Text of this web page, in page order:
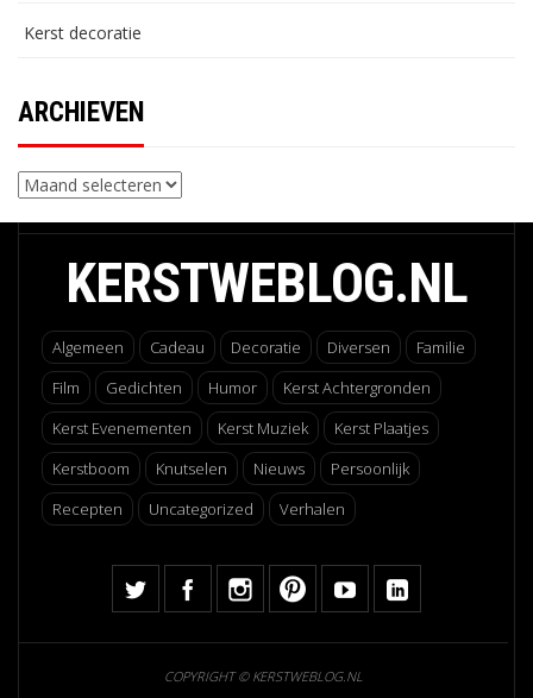
Kerst decoratie
ARCHIEVEN
Archieven
KERSTWEBLOG.NL
Algemeen Cadeau Decoratie Diversen
Familie
Film
Gedichten Humor
Kerst Achtergronden
Kerst Evenementen
Kerst Muziek
Kerst Plaatjes
Kerstboom
Knutselen Nieuws
Persoonlijk
Recepten
Uncategorized Verhalen
COPYRIGHT © KERSTWEBLOG.NL